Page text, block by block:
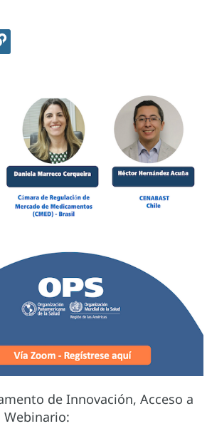
de Innovación, Acceso a
Webinario: